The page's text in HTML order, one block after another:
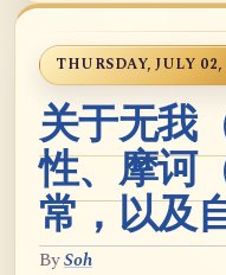
THURSDAY, JULY 02,
关于无我
性、摩诃
常，以及
BySoh